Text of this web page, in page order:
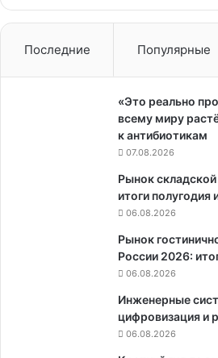
поколений
Последние Популярные
«Это реально
всему миру
к антибиотикам
07.08.2026
Рынок
итоги полугодия
06.08.2026
Рынок
России 2026:
06.08.2026
Инженерные
цифровизация и
06.08.2026